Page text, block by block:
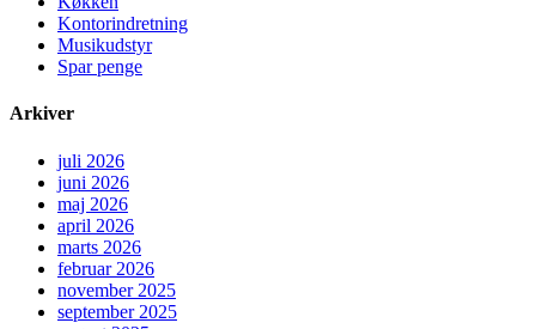
Kontorindretning
Musikudstyr
Spar penge
Arkiver
juli 2026
juni 2026
maj 2026
april 2026
marts 2026
februar 2026
november 2025
september 2025